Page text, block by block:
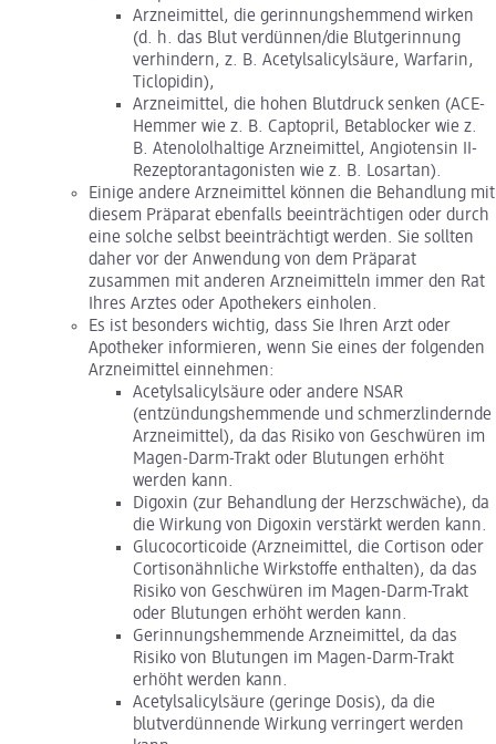
Arzneimittel, die gerinnungshemmend wirken
(d. h. das Blut verdünnen/die Blutgerinnung
verhindern, z. B. Acetylsalicylsäure, Warfarin,
Ticlopidin),
Arzneimittel, die hohen Blutdruck senken (ACE-
Hemmer wie z. B. Captopril, Betablocker wie z.
B. Atenololhaltige Arzneimittel, Angiotensin II-
Rezeptorantagonisten wie z. B. Losartan).
Einige andere Arzneimittel können die Behandlung mit
diesem Präparat ebenfalls beeinträchtigen oder durch
eine solche selbst beeinträchtigt werden. Sie sollten
daher vor der Anwendung von dem Präparat
zusammen mit anderen Arzneimitteln immer den Rat
Ihres Arztes oder Apothekers einholen.
Es ist besonders wichtig, dass Sie Ihren Arzt oder
Apotheker informieren, wenn Sie eines der folgenden
Arzneimittel einnehmen:
Acetylsalicylsäure oder andere NSAR
(entzündungshemmende und schmerzlindernde
Arzneimittel), da das Risiko von Geschwüren im
Magen-Darm-Trakt oder Blutungen erhöht
werden kann.
Digoxin (zur Behandlung der Herzschwäche), da
die Wirkung von Digoxin verstärkt werden kann.
Glucocorticoide (Arzneimittel, die Cortison oder
Cortisonähnliche Wirkstoffe enthalten), da das
Risiko von Geschwüren im Magen-Darm-Trakt
oder Blutungen erhöht werden kann.
Gerinnungshemmende Arzneimittel, da das
Risiko von Blutungen im Magen-Darm-Trakt
erhöht werden kann.
Acetylsalicylsäure (geringe Dosis), da die
blutverdünnende Wirkung verringert werden